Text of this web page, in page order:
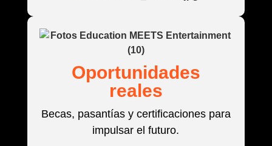
Oportunidades
reales​
Becas, pasantías y certificaciones para
impulsar el futuro.